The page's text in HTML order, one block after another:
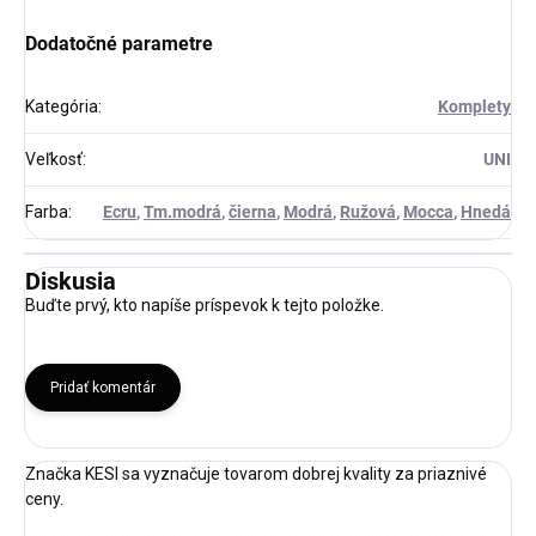
Dodatočné parametre
Kategória: Komplety
Veľkosť: UNI
Farba: Ecru,Tm.modrá,čierna, Modrá, Ružová, Mocca, Hnedá
Diskusia
Buďte prvý, kto napíše príspevok k tejto položke.
Pridať komentár
Značka KESI sa vyznačuje tovarom dobrej kvality za priaznivé
ceny.